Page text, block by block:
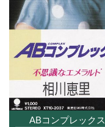
ABコンプレックス